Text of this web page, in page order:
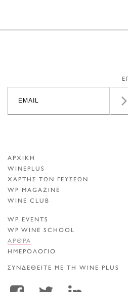
ΑΡΧΙΚΗ
WINEPLUS
ΧΑΡΤΗΣ ΤΩΝ ΓΕΥΣΕΩΝ
WP MAGAZINE
WINE CLUB
WP EVENTS
WP WINE SCHOOL
ΑΡΘΡΑ
ΗΜΕΡΟΛΟΓΙΟ
ΣΥΝΔΕΘΕΙΤΕ ΜΕ ΤΗ WINE PLUS